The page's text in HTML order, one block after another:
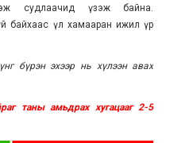
судлаачид үзэж байна.
байхаас үл хамааран ижил үр
бүрэн эхээр нь хүлээн авах
таны амьдрах хугацааг 2-5